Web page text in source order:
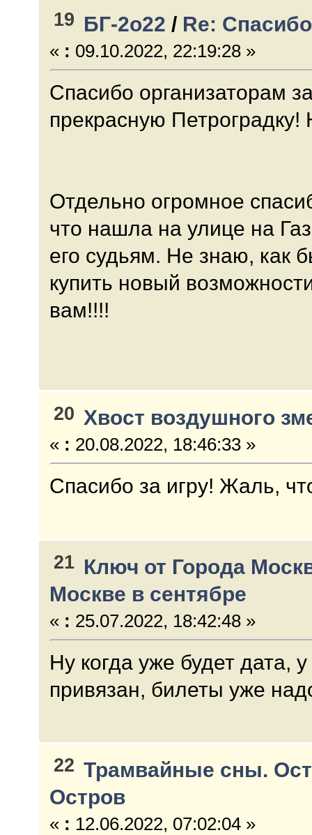
19 БГ-2о22 / Re: Спасибо
« : 09.10.2022, 22:19:28 »
Спасибо организаторам
прекрасную Петроградку!
Отдельно огромное
что нашла на улице на
его судьям. Не знаю, как
купить новый
вам!!!!
20 Хвост воздушного
« : 20.08.2022, 18:46:33 »
Спасибо за игру! Жаль,
21 Ключ от Города
Москве в сентябре
« : 25.07.2022, 18:42:48 »
Ну когда уже будет дата,
привязан, билеты уже
22 Трамвайные сны.
Остров
« : 12.06.2022, 07:02:04 »